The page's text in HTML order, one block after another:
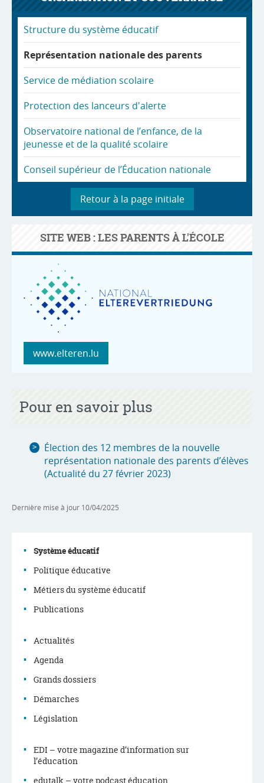
Structure du système éducatif
Représentation nationale des parents
Service de médiation scolaire
Protection des lanceurs d'alerte
Observatoire national de l’enfance, de la
jeunesse et de la qualité scolaire
Conseil supérieur de l’Éducation nationale
Retour à la page initiale
SITE WEB : LES PARENTS À L'ÉCOLE
www.elteren.lu
Pour en savoir plus
Élection des 12 membres de la nouvelle
représentation nationale des parents d’élèves
(Actualité du 27 février 2023)
Dernière mise à jour 10/04/2025
Menu
de
navigation
Système éducatif
Politique éducative
Métiers du système éducatif
Publications
Actualités
Agenda
Grands dossiers
Démarches
Législation
EDI – votre magazine d’information sur
l’éducation
edutalk – votre podcast éducation